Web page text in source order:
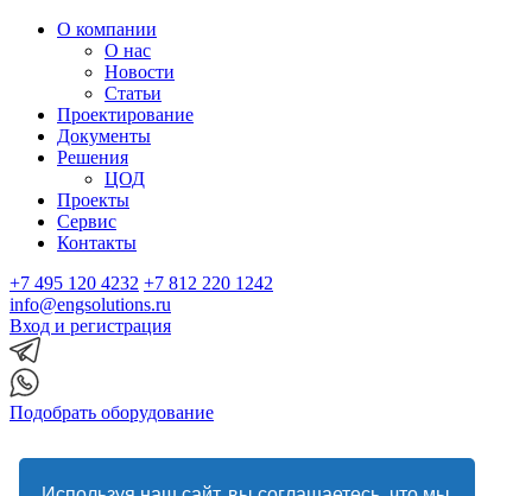
О компании
О нас
Новости
Статьи
Проектирование
Документы
Решения
ЦОД
Проекты
Сервис
Контакты
+7 495 120 4232 +7 812 220 1242
info@engsolutions.ru
Вход и регистрация
Подобрать оборудование